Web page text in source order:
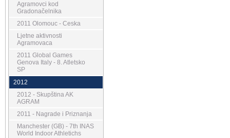
Agramovci kod
Gradonačelnika
2011 Olomouc - Ceska
Ljetne aktivnosti
Agramovaca
2011 Global Games
Genova Italy - 8. Atletsko
SP
2012
2012 - Skupština AK
AGRAM
2011 - Nagrade i Priznanja
Manchester (GB) - 7th INAS
World Indoor Athletichs